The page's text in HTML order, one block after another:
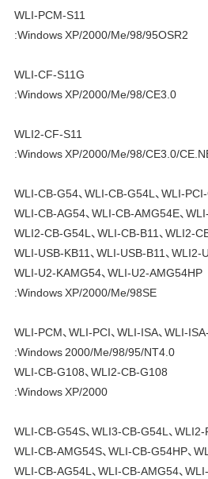
WLI-PCM-S11
:Windows XP/2000/Me/98/95OSR2
WLI-CF-S11G
:Windows XP/2000/Me/98/CE3.0
WLI2-CF-S11
:Windows XP/2000/Me/98/CE3.0/
WLI-CB-G54、WLI-CB-G54L、WLI-
WLI-CB-AG54、WLI-CB-AMG54E、
WLI2-CB-G54L、WLI-CB-B11、WLI2-
WLI-USB-KB11、WLI-USB-B11、WLI2-
WLI-U2-KAMG54、WLI-U2-AMG54HP
:Windows XP/2000/Me/98SE
WLI-PCM、WLI-PCI、WLI-ISA、WLI-
:Windows 2000/Me/98/95/NT4.0
WLI-CB-G108、WLI2-CB-G108
:Windows XP/2000
WLI-CB-G54S、WLI3-CB-G54L、
WLI-CB-AMG54S、WLI-CB-G54HP、
WLI-CB-AG54L、WLI-CB-AMG54、